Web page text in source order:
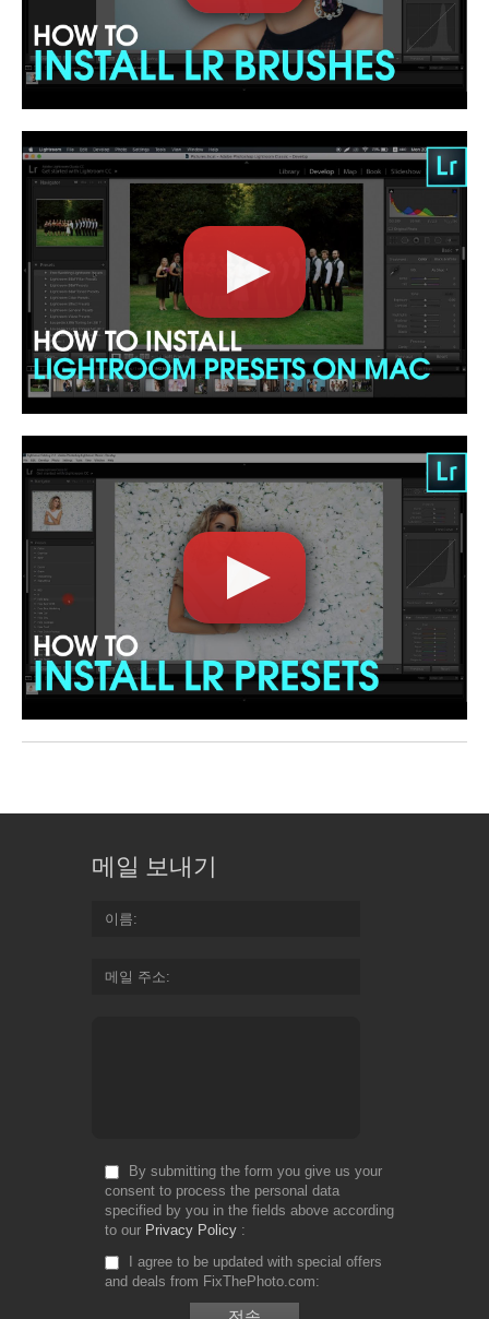
메일 보내기
이름
메일 주소
By submitting the form you give us your
consent to process the personal data
specified by you in the fields above according
to our Privacy Policy
I agree to be updated with special offers
and deals from FixThePhoto.com